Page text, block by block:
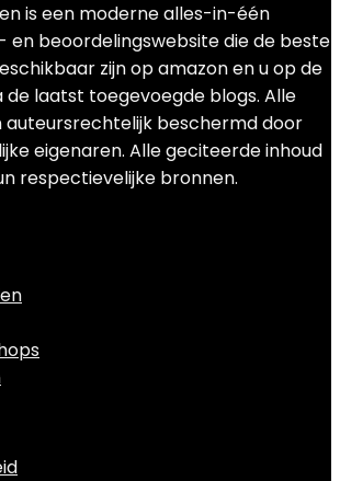
is een moderne alles-in-één
en beoordelingswebsite die de beste
zijn op amazon en u op de
de laatst toegevoegde blogs. Alle
auteursrechtelijk beschermd door
eigenaren. Alle geciteerde inhoud
respectievelijke bronnen.